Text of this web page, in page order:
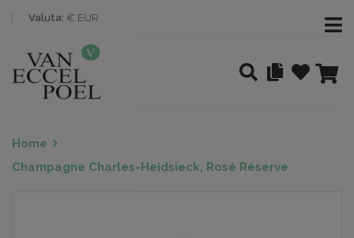
Valuta: € EUR
Home
Champagne Charles-Heidsieck, Rosé Réserve